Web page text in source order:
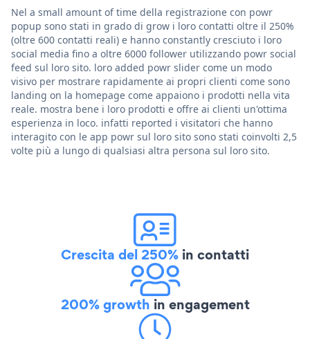
Nel a small amount of time della registrazione con powr
popup sono stati in grado di grow i loro contatti oltre il 250%
(oltre 600 contatti reali) e hanno constantly cresciuto i loro
social media fino a oltre 6000 follower utilizzando powr social
feed sul loro sito. loro added powr slider come un modo
visivo per mostrare rapidamente ai propri clienti come sono
landing on la homepage come appaiono i prodotti nella vita
reale. mostra bene i loro prodotti e offre ai clienti un'ottima
esperienza in loco. infatti reported i visitatori che hanno
interagito con le app powr sul loro sito sono stati coinvolti 2,5
volte più a lungo di qualsiasi altra persona sul loro sito.
Crescita del 250% in contatti
200% growth in engagement